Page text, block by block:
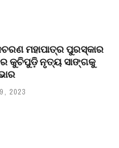
ମହାପାତ୍ର ପୁରସ୍କାର
କୁଚିପୁଡ଼ି ନୃତ୍ୟ ସାଙ୍ଗକୁ
2023